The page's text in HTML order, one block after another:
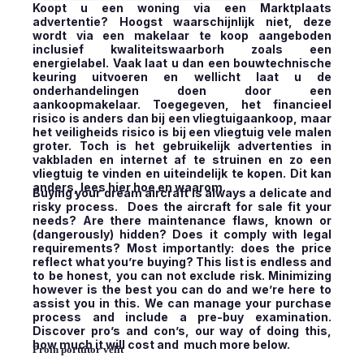
Koopt u een woning via een Marktplaats
advertentie? Hoogst waarschijnlijk niet, deze
wordt via een makelaar te koop aangeboden
inclusief kwaliteitswaarborh zoals een
energielabel. Vaak laat u dan een bouwtechnische
keuring uitvoeren en wellicht laat u de
onderhandelingen doen door een
aankoopmakelaar. Toegegeven, het financieel
risico is anders dan bij een vliegtuigaankoop, maar
het veiligheids risico is bij een vliegtuig vele malen
groter. Toch is het gebruikelijk advertenties in
vakbladen en internet af te struinen en zo een
vliegtuig te vinden en uiteindelijk te kopen. Dit kan
anders, lees hier hoe en waarom.
Buying your dream aircraft is always a delicate and
risky process. Does the aircraft for sale fit your
needs? Are there maintenance flaws, known or
(dangerously) hidden? Does it comply with legal
requirements? Most importantly: does the price
reflect what you’re buying? This list is endless and
to be honest, you can not exclude risk. Minimizing
however is the best you can do and we’re here to
assist you in this. We can manage your purchase
process and include a pre-buy examination.
Discover pro’s and con’s, our way of doing this,
how much it will cost and much more below.
Proin porttitor velit